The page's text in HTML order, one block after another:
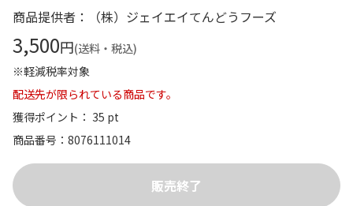
商品提供者：（株）ジェイエイてんどうフーズ
3,500円(送料・税込)
※軽減税率対象
配送先が限られている商品です。
獲得ポイント： 35 pt
商品番号
8076111014